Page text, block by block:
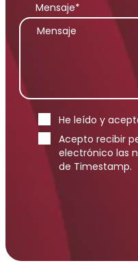
Mensaje*
He leído y
Acepto recibir
electrónico las
de Timestamp.